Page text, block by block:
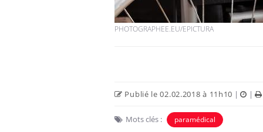
PHOTOGRAPHEE.EU/EPICTURA
Publié le 02.02.2018 à 11h10 | |
Mots clés : paramédical